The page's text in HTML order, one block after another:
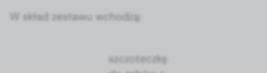
W skład zestawu wchodzą:
szc­zoteczkę